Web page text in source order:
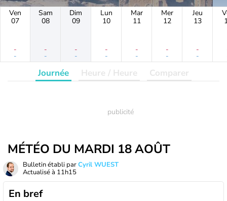
Ven
07
-
-
Sam
08
-
-
Dim
09
-
-
Lun
10
-
-
Mar
11
-
-
Mer
12
-
-
Jeu
13
-
-
Journée Heure / Heure Comparer
MÉTÉO DU MARDI 18 AOÛT
Bulletin établi parCyril WUEST
Actualisé à 11h15
En bref